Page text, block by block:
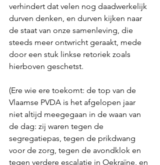
verhindert dat velen nog daadwerkelijk
durven denken, en durven kijken naar
de staat van onze samenleving, die
steeds meer ontwricht geraakt, mede
door een stuk linkse retoriek zoals
hierboven geschetst.
(Ere wie ere toekomt: de top van de
Vlaamse PVDA is het afgelopen jaar
niet altijd meegegaan in de waan van
de dag: zij waren tegen de
segregatiepas, tegen de prikdwang
voor de zorg, tegen de avondklok en
tegen verdere escalatie in Oekraïne, en